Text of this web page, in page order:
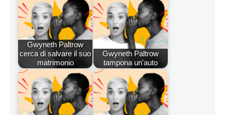
Gwyneth Paltrow
cerca di salvare il suo
matrimonio
Gwyneth Paltrow
tampona un'auto